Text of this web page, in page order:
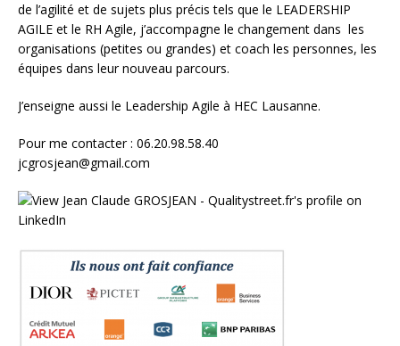
de l’agilité et de sujets plus précis tels que le LEADERSHIP
AGILE et le RH Agile, j’accompagne le changement dans les
organisations (petites ou grandes) et coach les personnes, les
équipes dans leur nouveau parcours.
J’enseigne aussi le Leadership Agile à HEC Lausanne.
Pour me contacter : 06.20.98.58.40
jcgrosjean@gmail.com